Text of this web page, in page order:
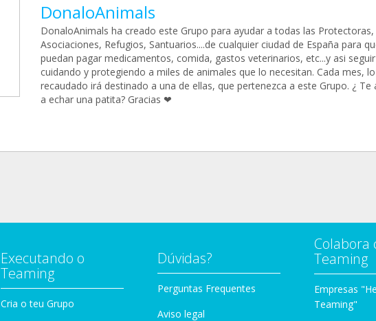
DonaloAnimals
DonaloAnimals ha creado este Grupo para ayudar a todas las Protectoras,
Asociaciones, Refugios, Santuarios....de cualquier ciudad de España para
puedan pagar medicamentos, comida, gastos veterinarios, etc...y asi seguir
cuidando y protegiendo a miles de animales que lo necesitan. Cada mes, lo
recaudado irá destinado a una de ellas, que pertenezca a este Grupo. ¿ Te
a echar una patita? Gracias ❤
Executando o
Teaming
Cria o teu Grupo
Dúvidas?
Perguntas Frequentes
Aviso legal
Colabora
Teaming
Empresas
Teaming"